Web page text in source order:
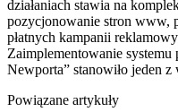
działaniach stawia na
pozycjonowanie stron www,
płatnych kampanii
Zaimplementowanie systemu
Newporta” stanowiło jeden
Powiązane artykuły